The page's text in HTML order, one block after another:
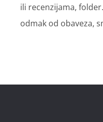
ili recenzijama,
odmak od obaveza,